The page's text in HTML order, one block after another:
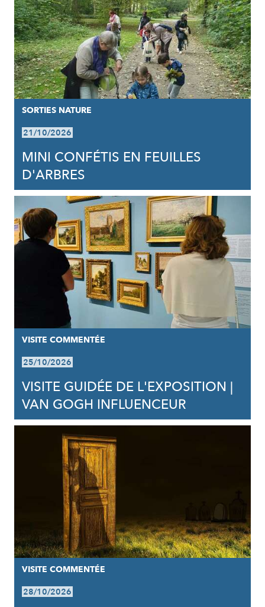
SORTIES NATURE
21/10/2026
MINI CONFÉTIS EN FEUILLES
D'ARBRES
VISITE COMMENTÉE
25/10/2026
VISITE GUIDÉE DE L'EXPOSITION |
VAN GOGH INFLUENCEUR
VISITE COMMENTÉE
28/10/2026